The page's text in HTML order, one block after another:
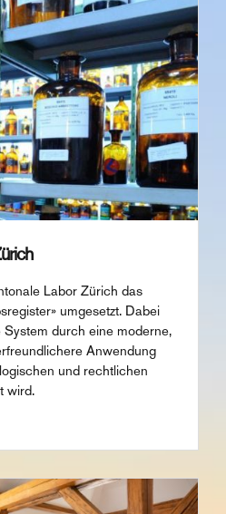
Labor Zürich das
umgesetzt. Dabei
durch eine moderne,
Anwendung
und rechtlichen
wird.